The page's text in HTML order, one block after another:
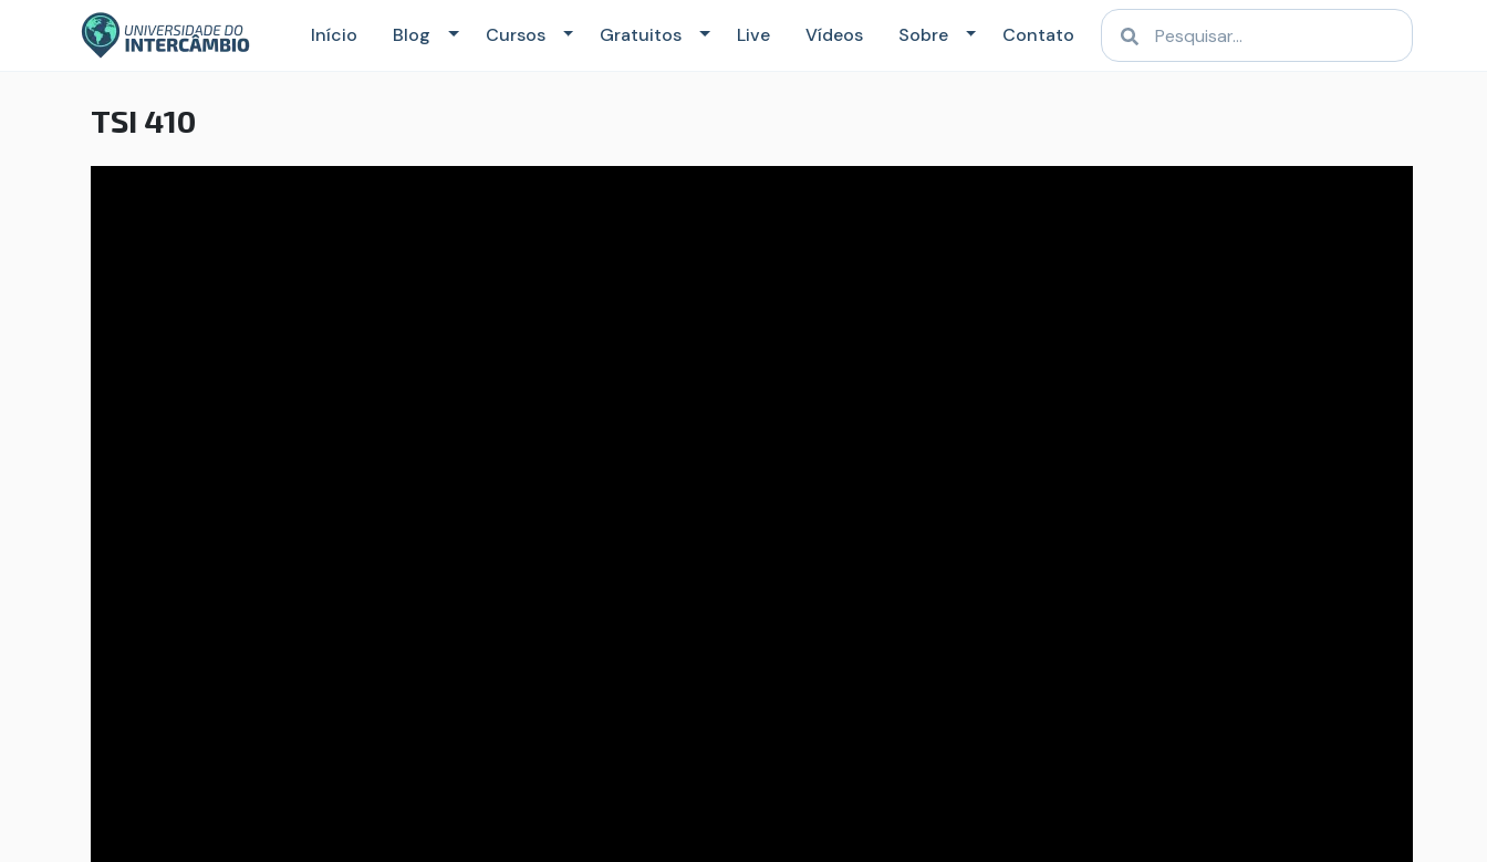
Início Blog Cursos Gratuitos Live Vídeos Sobre Contato
TSI 410